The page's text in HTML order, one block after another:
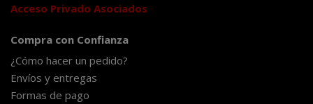
Acceso Privado Asociados
Compra con Confianza
¿Cómo hacer un pedido?
Envíos y entregas
Formas de pago